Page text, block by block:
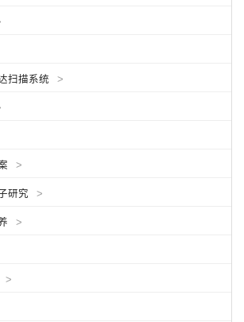
扫描系统 >
>
研究 >
>
>